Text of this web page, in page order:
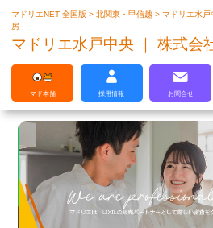
マドリエはLIXILの厳しい
マドリエNET 全国版>北関東・甲信越>マドリエ水戸
房
マドリエ水戸中央 ｜ 株式会
マド本舗 採用情報 お問合せ